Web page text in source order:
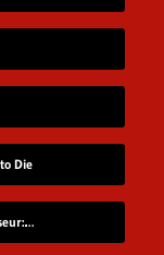
Die
Gleiche Filmszene im Stile von 20 Regisseur:innen